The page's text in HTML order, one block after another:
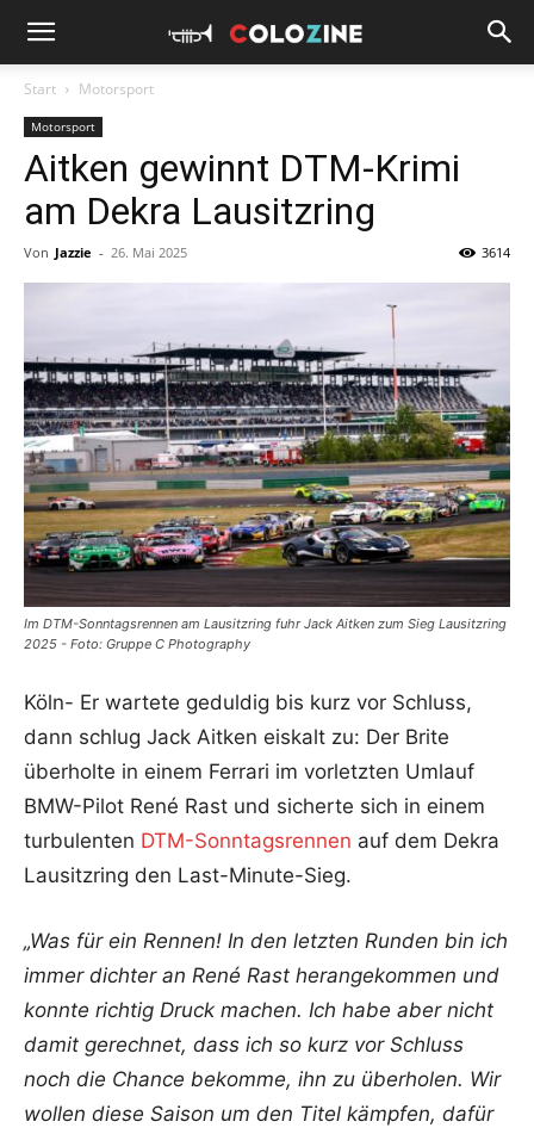
Start Motorsport
Motorsport
Aitken gewinnt DTM-Krimi
am Dekra Lausitzring
Von Jazzie - 26. Mai 2025 3614
Im DTM-Sonntagsrennen am Lausitzring fuhr Jack Aitken zum Sieg Lausitzring
2025 - Foto: Gruppe C Photography
Köln- Er wartete geduldig bis kurz vor Schluss,
dann schlug Jack Aitken eiskalt zu: Der Brite
überholte in einem Ferrari im vorletzten Umlauf
BMW-Pilot René Rast und sicherte sich in einem
turbulenten DTM-Sonntagsrennen auf dem Dekra
Lausitzring den Last-Minute-Sieg.
„Was für ein Rennen! In den letzten Runden bin ich
immer dichter an René Rast herangekommen und
konnte richtig Druck machen. Ich habe aber nicht
damit gerechnet, dass ich so kurz vor Schluss
noch die Chance bekomme, ihn zu überholen. Wir
wollen diese Saison um den Titel kämpfen, dafür